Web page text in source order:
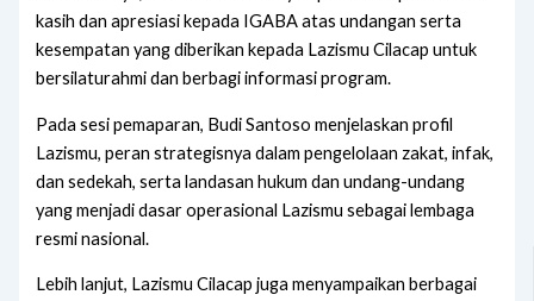
kasih dan apresiasi kepada IGABA atas undangan serta
kesempatan yang diberikan kepada Lazismu Cilacap untuk
bersilaturahmi dan berbagi informasi program.
Pada sesi pemaparan, Budi Santoso menjelaskan profil
Lazismu, peran strategisnya dalam pengelolaan zakat, infak,
dan sedekah, serta landasan hukum dan undang-undang
yang menjadi dasar operasional Lazismu sebagai lembaga
resmi nasional.
Lebih lanjut, Lazismu Cilacap juga menyampaikan berbagai